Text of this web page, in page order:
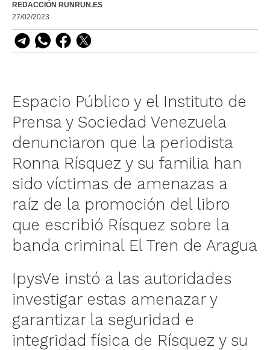
REDACCIÓN RUNRUN.ES
27/02/2023
Espacio Público y el Instituto de
Prensa y Sociedad Venezuela
denunciaron que la periodista
Ronna Rísquez y su familia han
sido víctimas de amenazas a
raíz de la promoción del libro
que escribió Rísquez sobre la
banda criminal El Tren de Aragua
IpysVe instó a las autoridades
investigar estas amenazar y
garantizar la seguridad e
integridad física de Rísquez y su